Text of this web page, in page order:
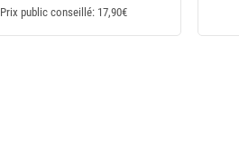
Prix public conseillé: 17,90€